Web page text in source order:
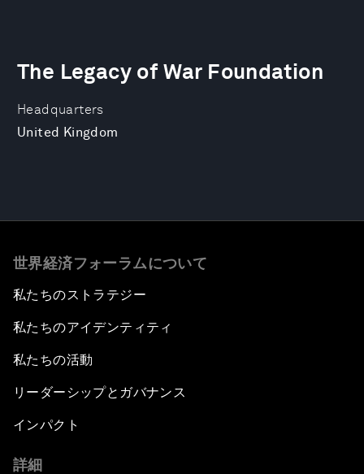
Headquarters
United Kingdom
The Legacy of War Foundation
世界経済フォーラムについて
私たちのストラテジー
私たちのアイデンティティ
私たちの活動
リーダーシップとガバナンス
インパクト
詳細